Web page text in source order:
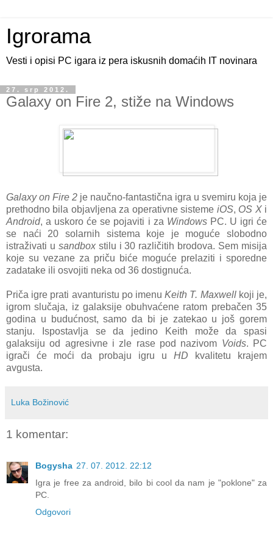
Igrorama
Vesti i opisi PC igara iz pera iskusnih domaćih IT novinara
27. srp 2012.
Galaxy on Fire 2, stiže na Windows
Galaxy on Fire 2 je naučno-fantastična igra u svemiru koja je
prethodno bila objavljena za operativne sisteme iOS, OS Xi
Android, a uskoro će se pojaviti i za Windows PC. U igri će
se naći 20 solarnih sistema koje je moguće slobodno
istraživati u sandboxstilu i 30 različitih brodova. Sem misija
koje su vezane za priču biće moguće prelaziti i sporedne
zadatake ili osvojiti neka od 36 dostignuća.
Priča igre prati avanturistu po imenuKeith T. Maxwellkoji je,
igrom slučaja, iz galaksije obuhvaćene ratom prebačen 35
godina u budućnost, samo da bi je zatekao u još gorem
stanju. Ispostavlja se da jedino Keith može da spasi
galaksiju od agresivne i zle rase pod nazivom Voids. PC
igrači će moći da probaju igru u HD kvalitetu krajem
avgusta.
Luka Božinović
1 komentar:
Bogysha 27. 07. 2012. 22:12
Igra je free za android, bilo bi cool da nam je "poklone" za
PC.
Odgovori